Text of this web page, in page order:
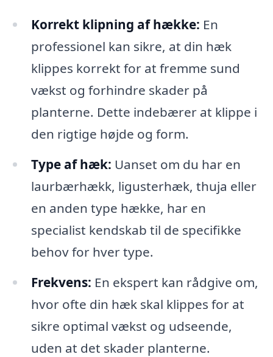
Korrekt klipning af hække: En
professionel kan sikre, at din hæk
klippes korrekt for at fremme sund
vækst og forhindre skader på
planterne. Dette indebærer at klippe i
den rigtige højde og form.
Type af hæk: Uanset om du har en
laurbærhækk, ligusterhæk, thuja eller
en anden type hække, har en
specialist kendskab til de specifikke
behov for hver type.
Frekvens: En ekspert kan rådgive om,
hvor ofte din hæk skal klippes for at
sikre optimal vækst og udseende,
uden at det skader planterne.